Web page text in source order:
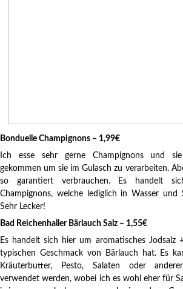
Bonduelle Champignons – 1,99€
Ich esse sehr gerne Champignons und
gekommen um sie im Gulasch zu verarbeiten.
so garantiert verbrauchen. Es handelt
Champignons, welche lediglich in Wasser und
Sehr Lecker!
Bad Reichenhaller Bärlauch Salz – 1,55€
Es handelt sich hier um aromatisches Jodsalz
typischen Geschmack von Bärlauch hat. Es
Kräuterbutter, Pesto, Salaten oder
verwendet werden, wobei ich es wohl eher für